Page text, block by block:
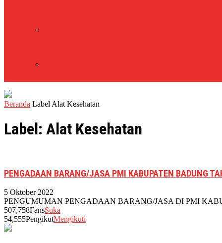
Beranda Label Alat Kesehatan
Label: Alat Kesehatan
PENGADAAN BARANG/JASA PMI KABUPATEN BADUNG
5 Oktober 2022
PENGUMUMAN PENGADAAN BARANG/JASA DI PMI
507,758FansSuka
54,555PengikutMengikuti